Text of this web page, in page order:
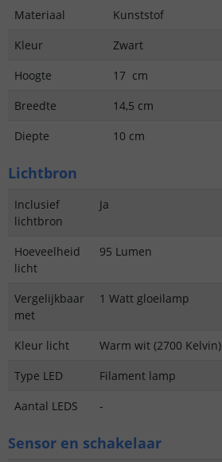
Materiaal
Kunststof
Kleur
Zwart
Hoogte
17 cm
Breedte
14,5 cm
Diepte
10 cm
Lichtbron
Inclusief
lichtbron
Ja
Hoeveelheid
licht
95 Lumen
Vergelijkbaar
met
1 Watt gloeilamp
Kleur licht
Warm wit (2700 Kelvin)
Type LED
Filament lamp
Aantal LEDS
-
Sensor en schakelaar